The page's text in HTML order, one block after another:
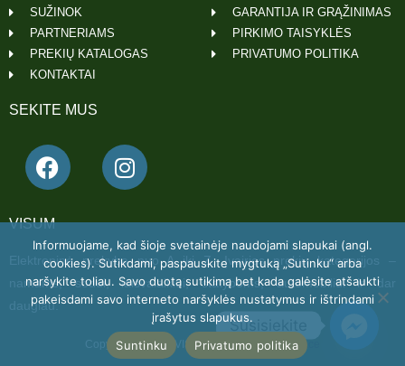
VISUM
Elektroninė prekyba nuo A iki Z. Įvairios prekių kategorijos –
namams, sodui, laisvalaikiui, statyboms, automobiliui ir dar
daugiau.
Copyright 2022 © VISUM Powered by Getspace
SEKITE MUS
GARANTIJA IR GRĄŽINIMAS
PIRKIMO TAISYKLĖS
PRIVATUMO POLITIKA
SUŽINOK
PARTNERIAMS
PREKIŲ KATALOGAS
KONTAKTAI
Informuojame, kad šioje svetainėje naudojami slapukai (angl.
cookies). Sutikdami, paspauskite mygtuką „Sutinku“ arba
naršykite toliau. Savo duotą sutikimą bet kada galėsite atšaukti
pakeisdami savo interneto naršyklės nustatymus ir ištrindami
įrašytus slapukus.
Suntinku
Privatumo politika
Susisiekite